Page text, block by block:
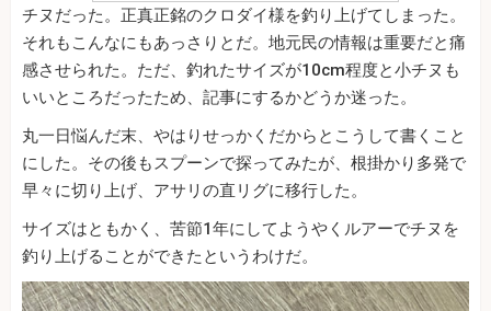
チヌだった。正真正銘のクロダイ様を釣り上げてしまった。
それもこんなにもあっさりとだ。地元民の情報は重要だと痛
感させられた。ただ、釣れたサイズが10cm程度と小チヌも
いいところだったため、記事にするかどうか迷った。
丸一日悩んだ末、やはりせっかくだからとこうして書くこと
にした。その後もスプーンで探ってみたが、根掛かり多発で
早々に切り上げ、アサリの直リグに移行した。
サイズはともかく、苦節1年にしてようやくルアーでチヌを
釣り上げることができたというわけだ。